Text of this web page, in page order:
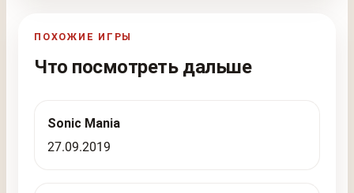
ПОХОЖИЕ ИГРЫ
Что посмотреть дальше
Sonic Mania
27.09.2019